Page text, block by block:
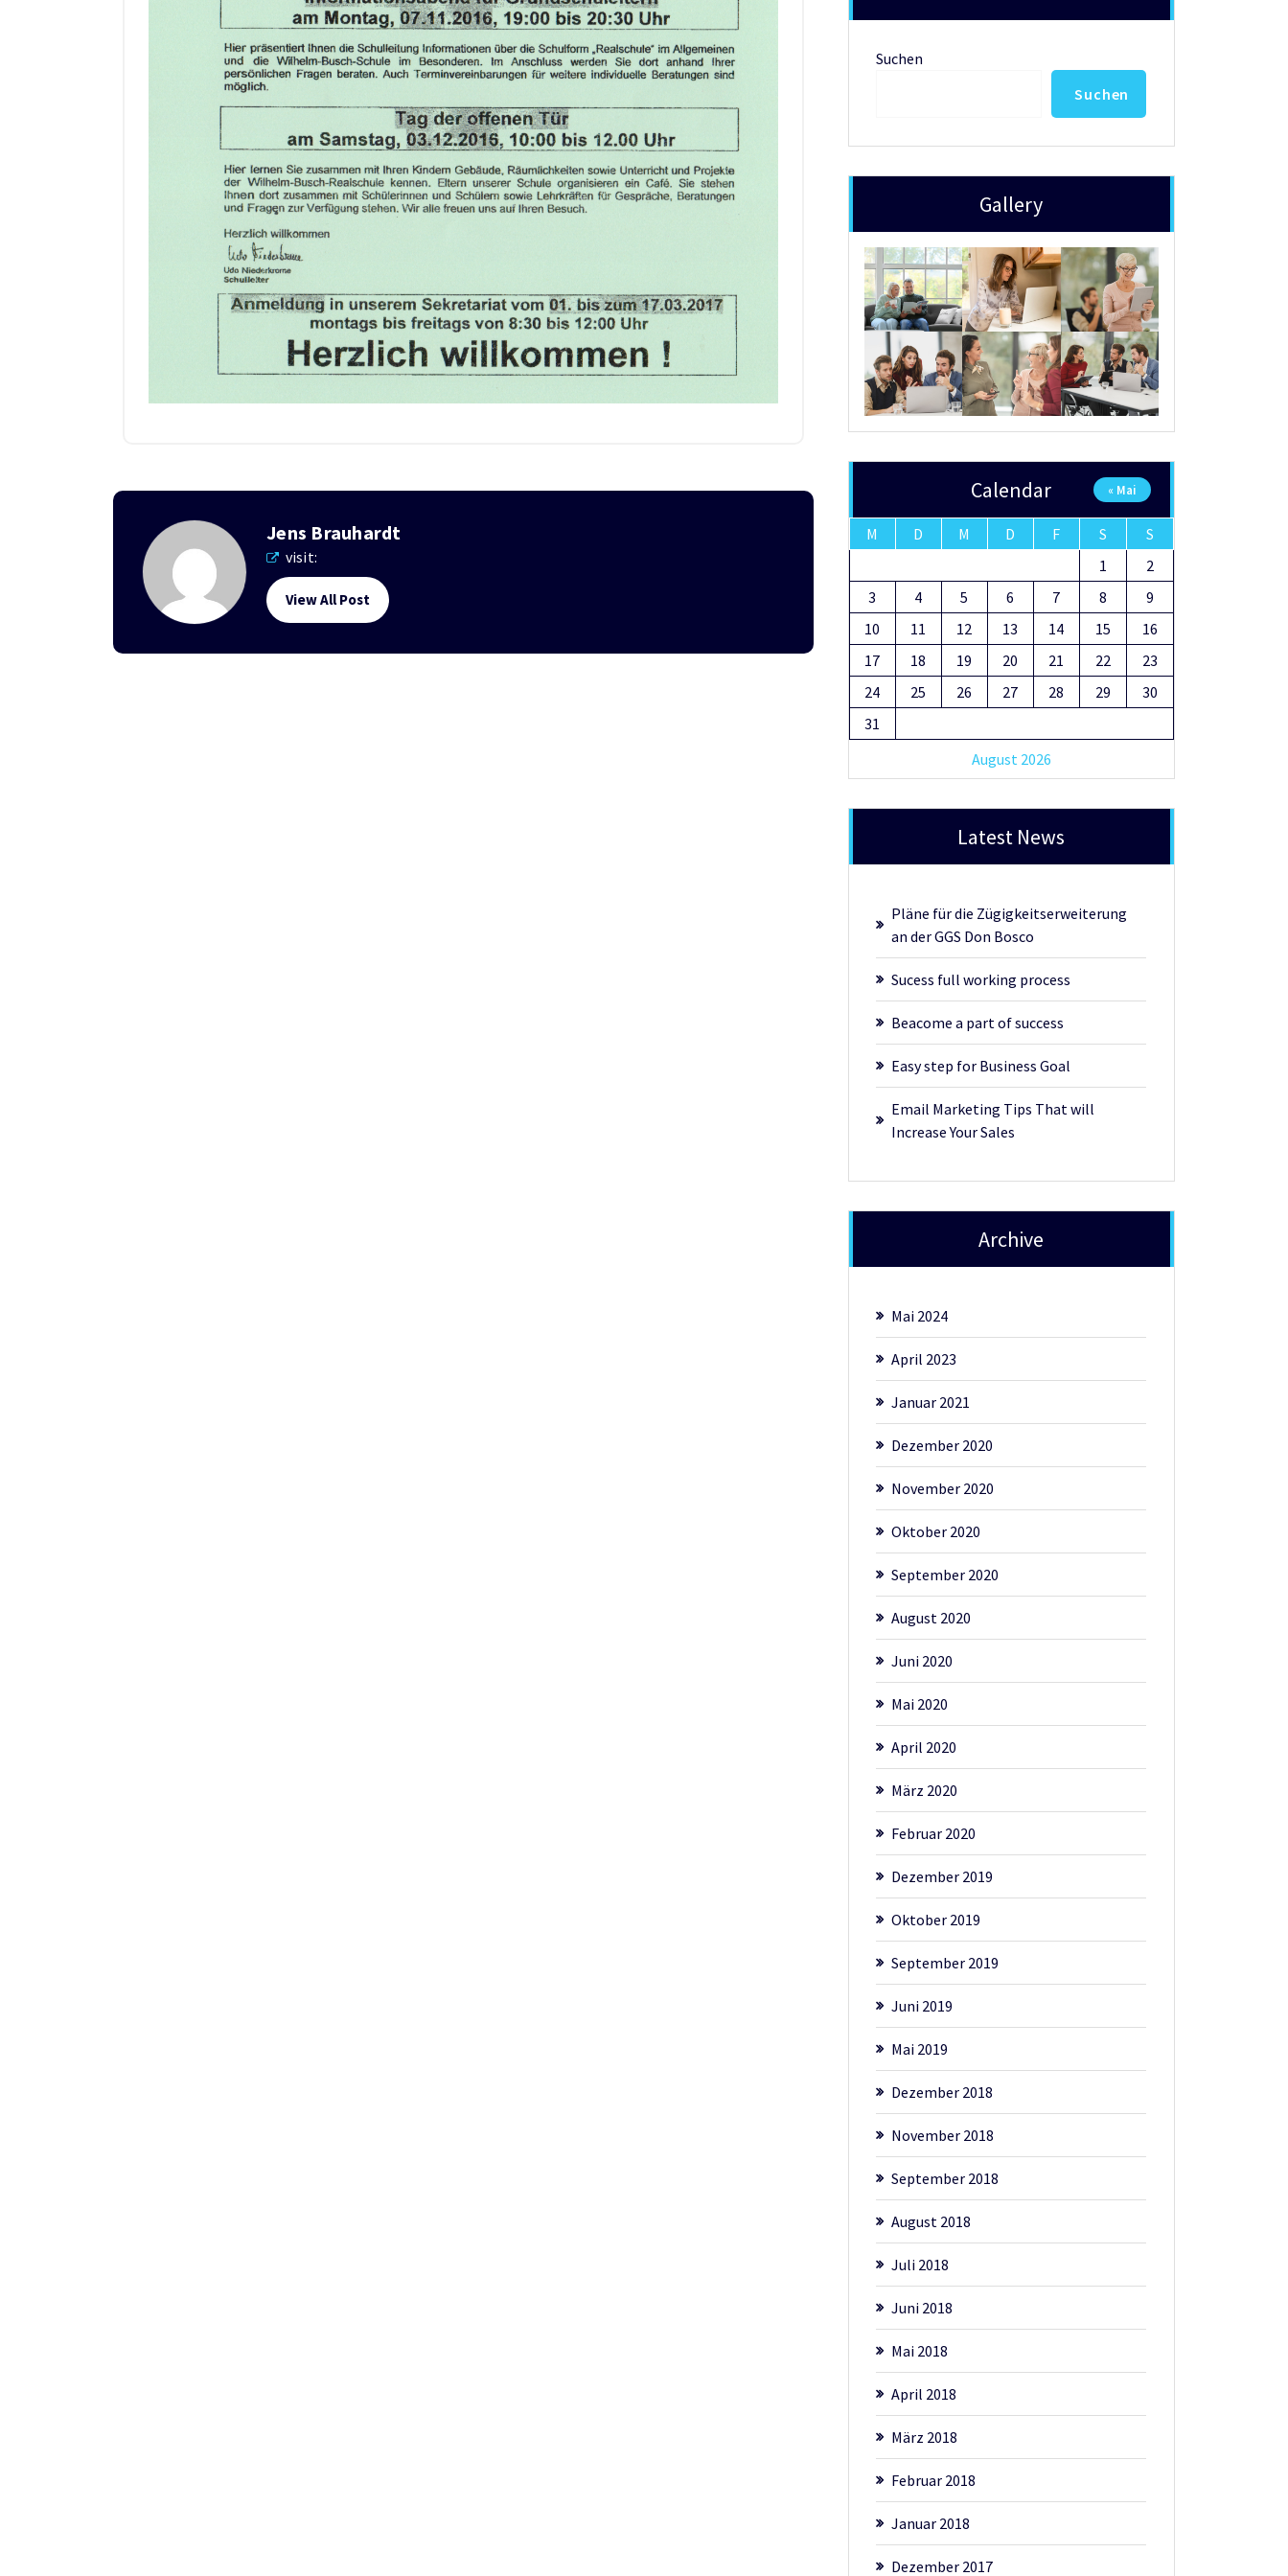
Jens Brauhardt
visit:
View All Post
Suchen
Suchen
Gallery
Calendar
August 2026
M D M D F S
S
1
2
3
4 5 6 7 8
9
10
11 12 13 14 15
16
17
18 19 20 21 22
23
24
25 26 27 28 29
30
31
« Mai
Latest News
Pläne für die Zügigkeitserweiterung
an der GGS Don Bosco
Sucess full working process
Beacome a part of success
Easy step for Business Goal
Email Marketing Tips That will
Increase Your Sales
Archive
Mai 2024
April 2023
Januar 2021
Dezember 2020
November 2020
Oktober 2020
September 2020
August 2020
Juni 2020
Mai 2020
April 2020
März 2020
Februar 2020
Dezember 2019
Oktober 2019
September 2019
Juni 2019
Mai 2019
Dezember 2018
November 2018
September 2018
August 2018
Juli 2018
Juni 2018
Mai 2018
April 2018
März 2018
Februar 2018
Januar 2018
Dezember 2017